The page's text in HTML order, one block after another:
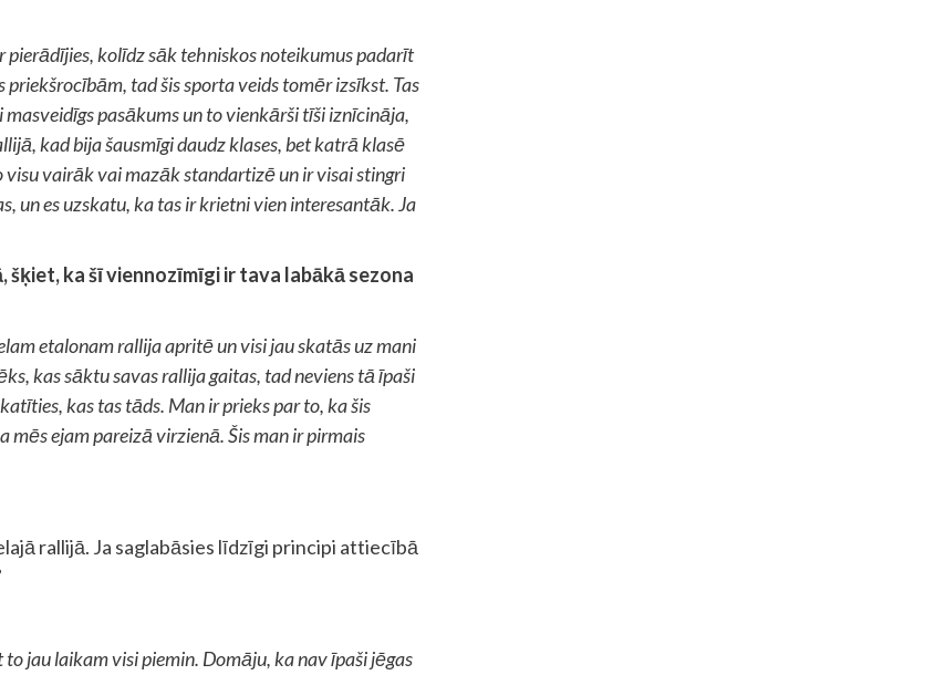
kolīdz sāk tehniskos noteikumus padarīt
tad šis sporta veids tomēr izsīkst. Tas
pasākums un to vienkārši tīši iznīcināja,
kad bija šausmīgi daudz klases, bet katrā klasē
vairāk vai mazāk standartizē un ir visai stingri
un es uzskatu, ka tas ir krietni vien interesantāk. Ja
ka šī viennozīmīgi ir tava labākā sezona
etalonam rallija apritē un visi jau skatās uz mani
kas sāktu savas rallija gaitas, tad neviens tā īpaši
kas tas tāds. Man ir prieks par to, ka šis
ejam pareizā virzienā. Šis man ir pirmais
rallijā. Ja saglabāsies līdzīgi principi attiecībā
to jau laikam visi piemin. Domāju, ka nav īpaši jēgas